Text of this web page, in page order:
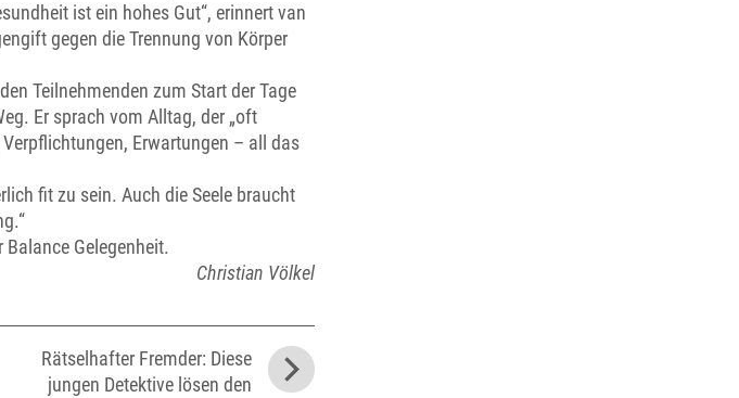
ist ein hohes Gut“, erinnert van
gegen die Trennung von Körper
Teilnehmenden zum Start der Tage
Er sprach vom Alltag, der „oft
Erwartungen – all das
fit zu sein. Auch die Seele braucht
Gelegenheit.
Christian Völkel
Rätselhafter Fremder: Diese
jungen Detektive lösen den